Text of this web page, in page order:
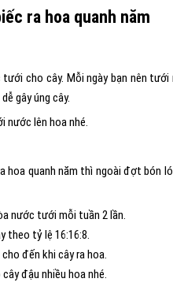
ra hoa quanh năm
cho cây. Mỗi ngày bạn nên
gây úng cây.
nước lên hoa nhé.
hoa quanh năm thì ngoài đợt bón
nước tưới mỗi tuần 2 lần.
theo tỷ lệ 16:16:8.
đến khi cây ra hoa.
đậu nhiều hoa nhé.